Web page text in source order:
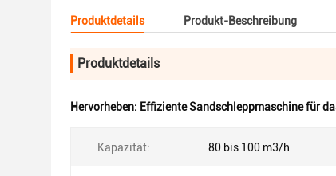
Produktdetails Produkt-Beschreibung
Produktdetails
Hervorheben: Effiziente Sandschleppmaschine für
Kapazität: 80 bis 100 m3/h